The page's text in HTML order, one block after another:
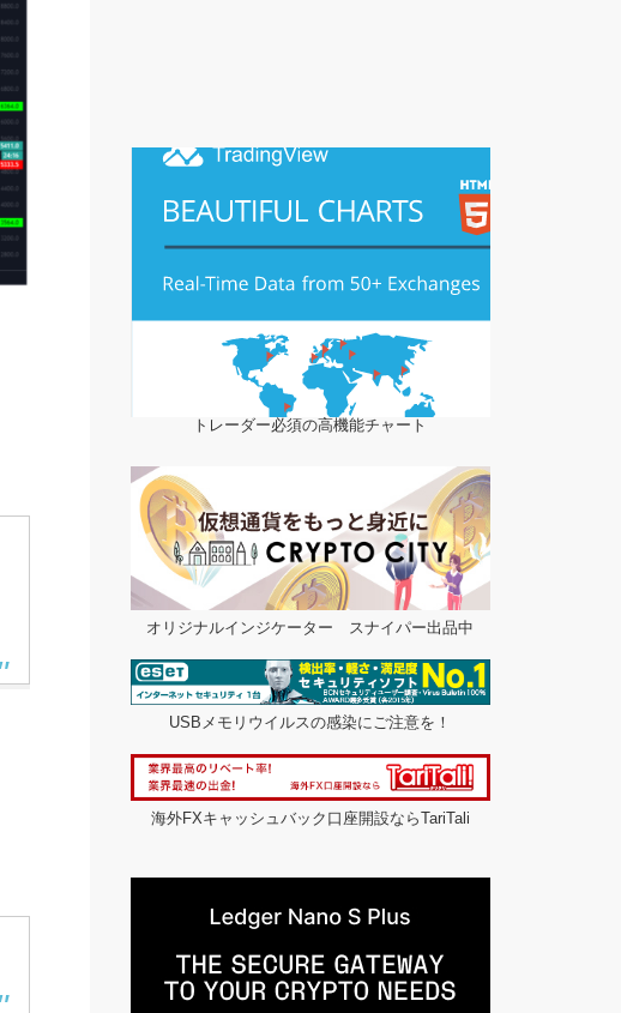
トレーダー必須の高機能チャート
オリジナルインジケーター スナイパー出品中
USBメモリウイルスの感染にご注意を！
海外FXキャッシュバック口座開設ならTariTali